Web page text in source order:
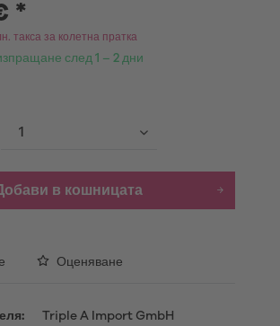
*
такса за колетна пратка
след 1 – 2 дни
в кошницата
Оценяване
Triple A Import GmbH